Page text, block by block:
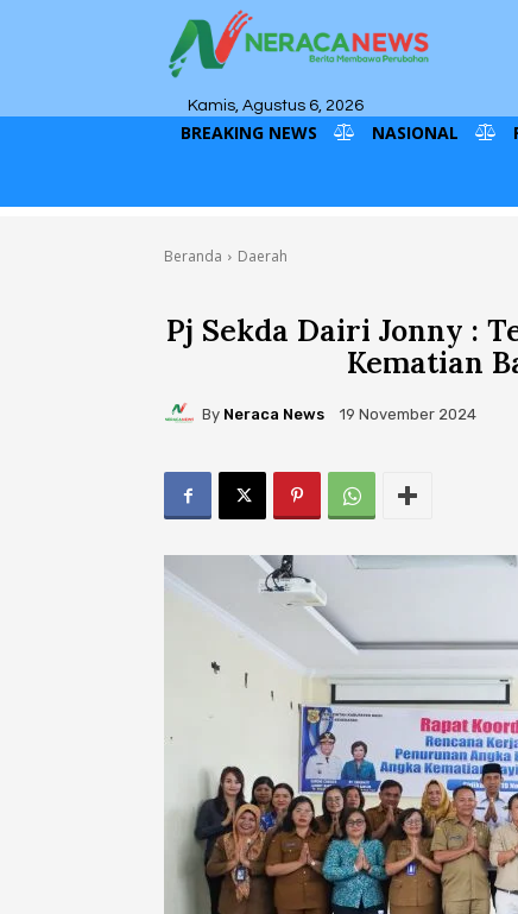
Kamis, Agustus 6, 2026
BREAKING NEWS NASIONAL
Beranda Daerah
Pj Sekda Dairi Jonny :
Kematian
By Neraca News 19 November 2024